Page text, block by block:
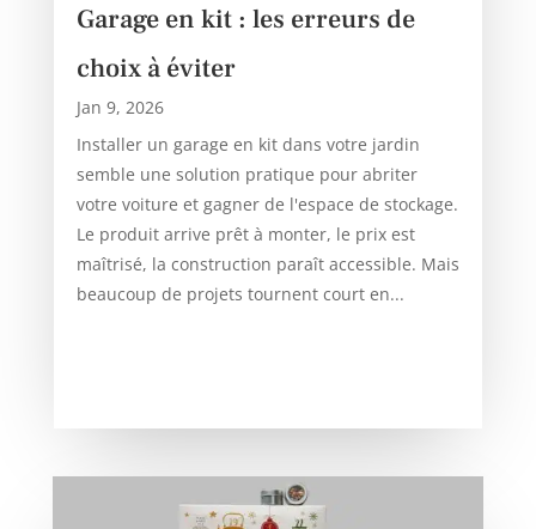
Garage en kit : les erreurs de
choix à éviter
Jan 9, 2026
Installer un garage en kit dans votre jardin
semble une solution pratique pour abriter
votre voiture et gagner de l'espace de stockage.
Le produit arrive prêt à monter, le prix est
maîtrisé, la construction paraît accessible. Mais
beaucoup de projets tournent court en...